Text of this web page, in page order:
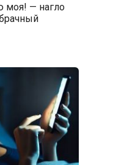
моя! — нагло